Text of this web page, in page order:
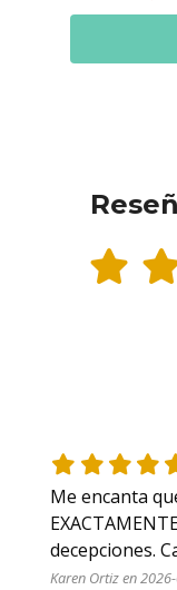
Me encanta
Karen Ortiz en